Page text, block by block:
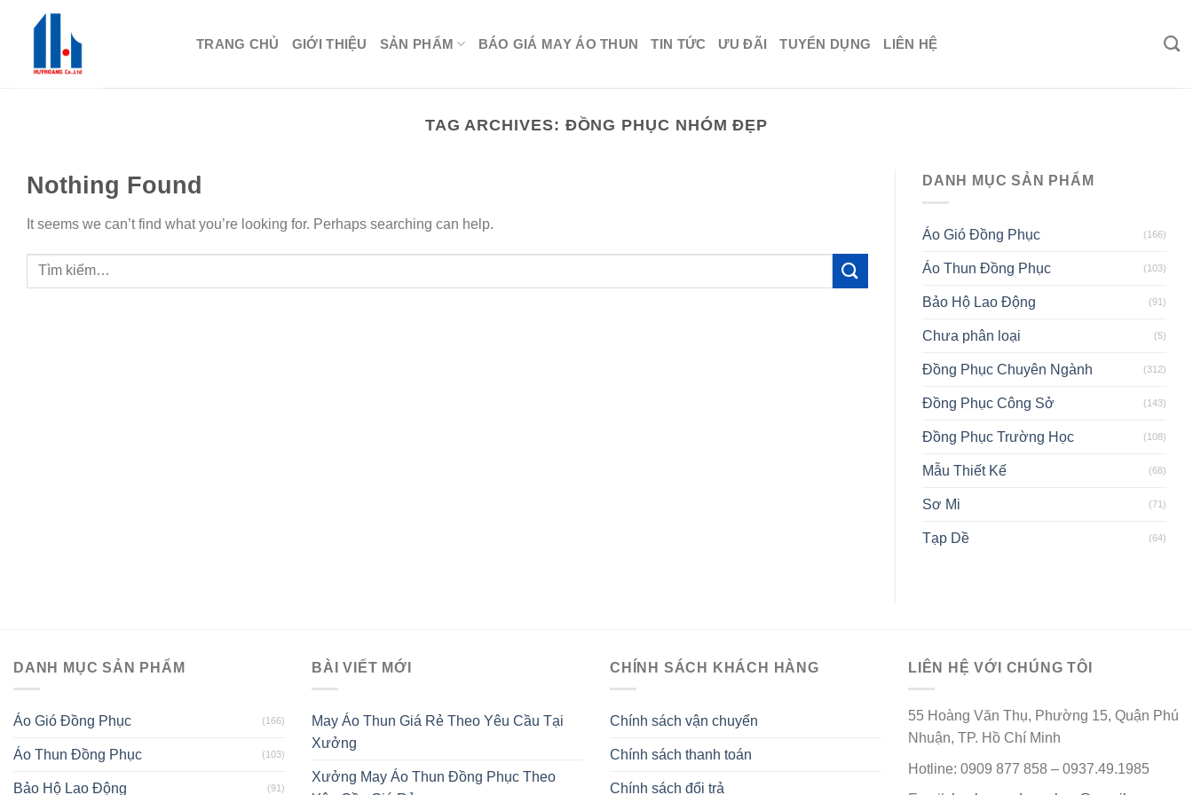
TRANG CHỦ GIỚI THIỆU SẢN PHẨM BÁO GIÁ MAY ÁO THUN TIN TỨC ƯU ĐÃI TUYỂN DỤNG LIÊN HỆ
TAG ARCHIVES: ĐỒNG PHỤC NHÓM ĐẸP
Nothing Found
It seems we can’t find what you’re looking for. Perhaps searching can help.
DANH MỤC SẢN PHẨM
Áo Gió Đồng Phục (166)
Áo Thun Đồng Phục (103)
Bảo Hộ Lao Động (91)
Chưa phân loại (5)
Đồng Phục Chuyên Ngành (312)
Đồng Phục Công Sở (143)
Đồng Phục Trường Học (108)
Mẫu Thiết Kế (68)
Sơ Mi (71)
Tạp Dề (64)
DANH MỤC SẢN PHẨM
Áo Gió Đồng Phục (166)
Áo Thun Đồng Phục (103)
Bảo Hộ Lao Động (91)
BÀI VIẾT MỚI
May Áo Thun Giá Rẻ Theo Yêu Cầu Tại
Xưởng
Xưởng May Áo Thun Đồng Phục Theo
CHÍNH SÁCH KHÁCH HÀNG
Chính sách vận chuyển
Chính sách thanh toán
Chính sách đổi trả
LIÊN HỆ VỚI CHÚNG TÔI
55 Hoàng Văn Thụ, Phường 15, Quận Phú
Nhuận, TP. Hồ Chí Minh
Hotline: 0909 877 858 – 0937.49.1985